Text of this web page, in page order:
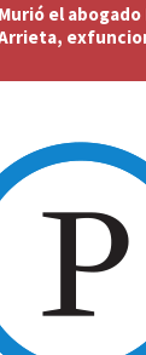
Murió el